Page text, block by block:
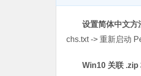
设置简体中文方
chs.txt -> 重新启动
Win10 关联 .zip